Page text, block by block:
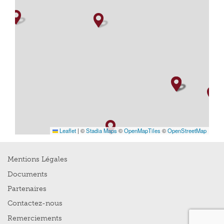
Leaflet | ©Stadia Maps©OpenMapTiles ©OpenStreetMap
Mentions Légales
Documents
Partenaires
Contactez-nous
Remerciements